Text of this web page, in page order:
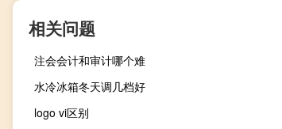
相关问题
注会会计和审计哪个难
水冷冰箱冬天调几档好
logo vi区别